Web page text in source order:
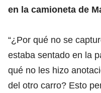
en la camioneta de
“¿Por qué no se
estaba sentado en la
qué no les hizo
del otro carro? Esto